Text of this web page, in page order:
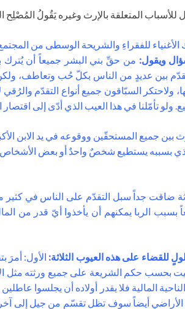
المتعلقة بالإرث وغيره يَقُولُ المُصْلِح
الأغنياء للفقراءِ والشريحة الوسطى من
ويقول: من حقِّ بني البشر جميعاً أن يُترك
بين عديدٍ من الناس بكلّ حُب وتعاطف،
ولاحتكر السبّاقون جميع أنواع التقدّم
ولو تأمّلنا في هذا العيب الذي أدّى إلى
بين جميع المستحقّين ووقوعه في يد الابن
بسببه يستطيع شخصٌ واحدٌ أو بعض
ضاقت جداً سبل التقدّم على الناس في كثير
بسبب الربا يمكنهم أن يأخذوا أيّ قدر من
للقضاء على هذه العيوب الثلاثة: الأول: أمرَ
بحسب حكم الشريعة على جميع ورثته مثل
الناحية المالية فلا يقدر أولاده أن يجلسوا
الأراضي أيضاً سوف تظل تقسّم من جيلٍ إلى آخر